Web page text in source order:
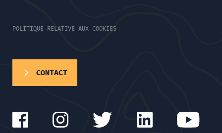
POLITIQUE RELATIVE AUX COOKIES
CONTACT